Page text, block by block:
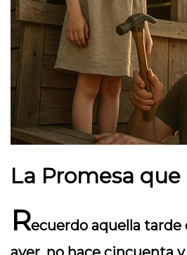
La Promesa
Recuerdo aquella tarde